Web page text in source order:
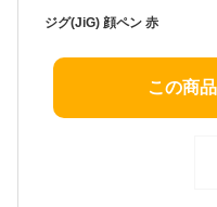
ジグ(JiG) 顔ペン 赤
この商